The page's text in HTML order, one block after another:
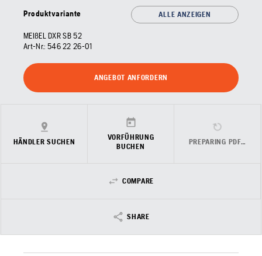
Produktvariante ALLE ANZEIGEN
MEIßEL DXR SB 52
Art-Nr.: 546 22 26‑01
ANGEBOT ANFORDERN
HÄNDLER SUCHEN
VORFÜHRUNG
BUCHEN
PREPARING PDF…
COMPARE
SHARE